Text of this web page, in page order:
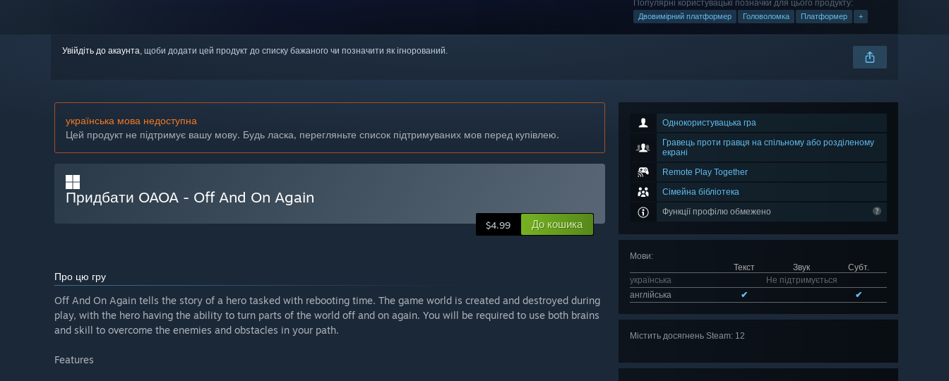
Популярні користувацькі позначки для цього продукту:
Двовимірний платформер Головоломка Платформер +
Увійдіть до акаунта, щоби додати цей продукт до списку бажаного чи позначити як ігнорований.
Однокористувацька гра
Гравець проти гравця на спільному або розділеному
екрані
Remote Play Together
Сімейна бібліотека
Функції профілю обмежено
Мови:
Текст
Звук
Субт.
українська
Не підтримується
англійська
✔ ✔
Містить досягнень Steam: 12
українська мова недоступна
Цей продукт не підтримує вашу мову. Будь ласка, перегляньте список підтримуваних мов перед купівлею.
Придбати OAOA - Off And On Again
$4.99 До кошика
Про цю гру
Off And On Again tells the story of a hero tasked with rebooting time. The game world is created and destroyed during
play, with the hero having the ability to turn parts of the world off and on again. You will be required to use both brains
and skill to overcome the enemies and obstacles in your path.
Features